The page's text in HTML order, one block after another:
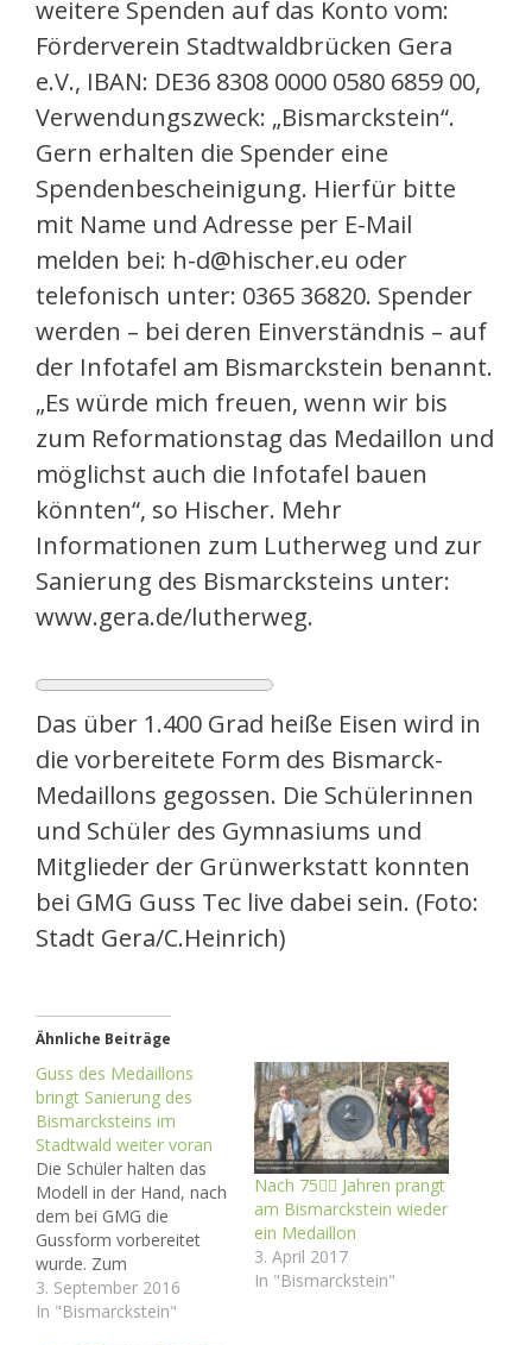
weitere Spenden auf das Konto vom:
Förderverein Stadtwaldbrücken Gera
e.V., IBAN: DE36 8308 0000 0580 6859 00,
Verwendungszweck: „Bismarckstein“.
Gern erhalten die Spender eine
Spendenbescheinigung. Hierfür bitte
mit Name und Adresse per E-Mail
melden bei: h-d@hischer.eu oder
telefonisch unter: 0365 36820. Spender
werden – bei deren Einverständnis – auf
der Infotafel am Bismarckstein benannt.
„Es würde mich freuen, wenn wir bis
zum Reformationstag das Medaillon und
möglichst auch die Infotafel bauen
könnten“, so Hischer. Mehr
Informationen zum Lutherweg und zur
Sanierung des Bismarcksteins unter:
www.gera.de/lutherweg.
Das über 1.400 Grad heiße Eisen wird in
die vorbereitete Form des Bismarck-
Medaillons gegossen. Die Schülerinnen
und Schüler des Gymnasiums und
Mitglieder der Grünwerkstatt konnten
bei GMG Guss Tec live dabei sein. (Foto:
Stadt Gera/C.Heinrich)
Ähnliche Beiträge
Guss des Medaillons
bringt Sanierung des
Bismarcksteins im
Stadtwald weiter voran
Die Schüler halten das
Modell in der Hand, nach
dem bei GMG die
Gussform vorbereitet
wurde. Zum
Geschichtsunterricht mit
Live-Guss waren auch
3. September 2016
In "Bismarckstein"
Nach 75 Jahren prangt
am Bismarckstein wieder
ein Medaillon
3. April 2017
In "Bismarckstein"